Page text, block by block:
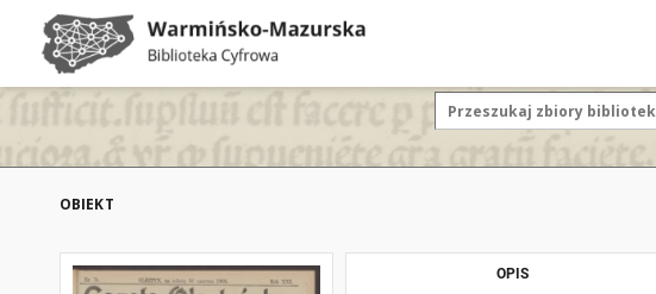
OBIEKT
OPIS